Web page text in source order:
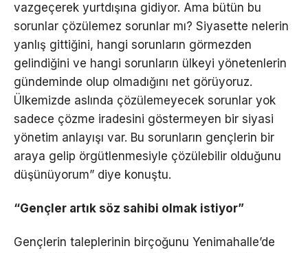
vazgeçerek yurtdışına gidiyor. Ama bütün bu
sorunlar çözülemez sorunlar mı? Siyasette nelerin
yanlış gittiğini, hangi sorunların görmezden
gelindiğini ve hangi sorunların ülkeyi yönetenlerin
gündeminde olup olmadığını net görüyoruz.
Ülkemizde aslında çözülemeyecek sorunlar yok
sadece çözme iradesini göstermeyen bir siyasi
yönetim anlayışı var. Bu sorunların gençlerin bir
araya gelip örgütlenmesiyle çözülebilir olduğunu
düşünüyorum” diye konuştu.
“Gençler artık söz sahibi olmak istiyor”
Gençlerin taleplerinin birçoğunu Yenimahalle’de